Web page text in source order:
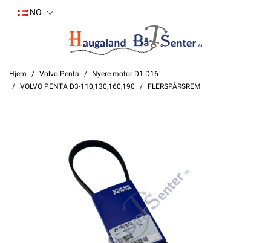
NO
Hjem Volvo Penta
Nyere motor D1-D16
VOLVO PENTA D3-110,130,160,190
FLERSPÅRSREM